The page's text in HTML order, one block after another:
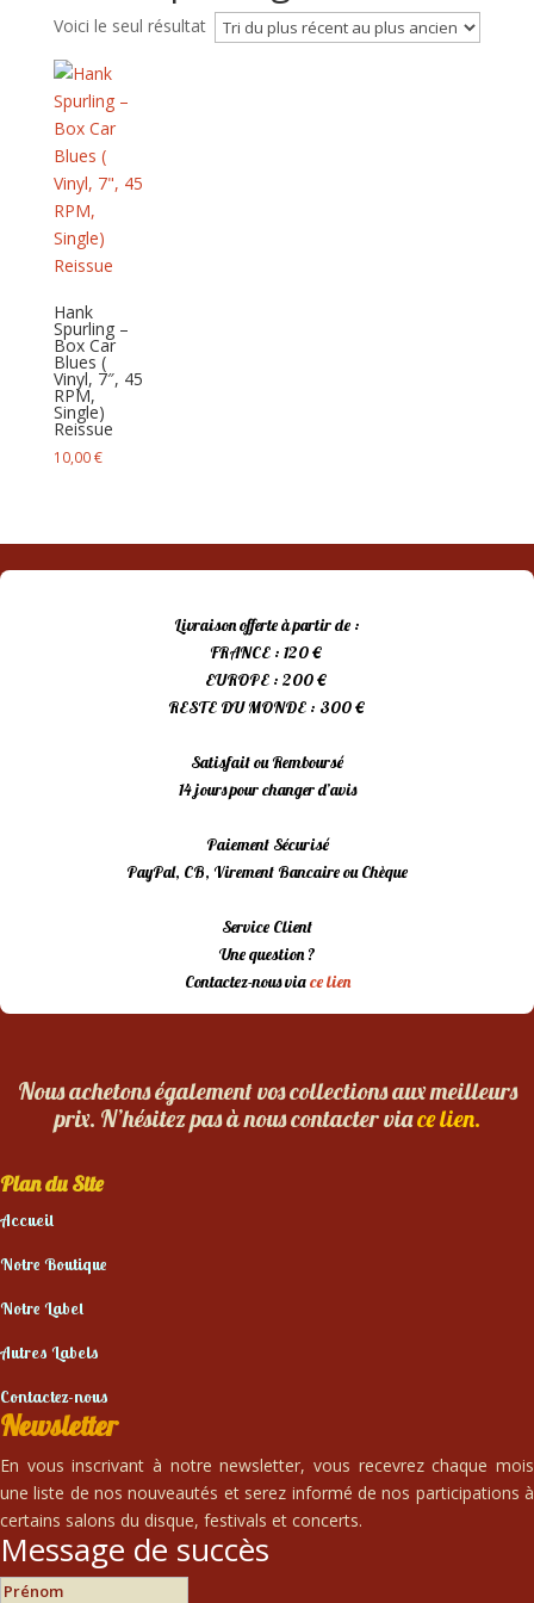
Voici le seul résultat
Hank
Spurling –
Box Car
Blues (
Vinyl, 7″, 45
RPM,
Single)
Reissue
10,00€
Livraison offerte à partir de :
FRANCE : 120 €
EUROPE : 200 €
RESTE DU MONDE : 300 €
Satisfait ou Remboursé
14 jours pour changer d’avis
Paiement Sécurisé
PayPal, CB, Virement Bancaire ou Chèque
Service Client
Une question ?
Contactez-nous viace lien
Nous achetons également vos collections aux meilleurs
prix. N’hésitez pas à nous contacter viace lien.
Plan du Site
Accueil
Notre Boutique
Notre Label
Autres Labels
Contactez-nous
Newsletter
En vous inscrivant à notre newsletter, vous recevrez chaque mois
une liste de nos nouveautés et serez informé de nos participations à
certains salons du disque, festivals et concerts.
Message de succès